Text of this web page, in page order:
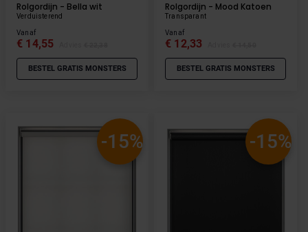
Rolgordijn - Bella wit
Verduisterend
Vanaf
€ 14,55
BESTEL GRATIS MONSTERS
Rolgordijn - Mood Katoen
Transparant
Vanaf
€ 12,33
BESTEL GRATIS MONSTERS
-15% -15%